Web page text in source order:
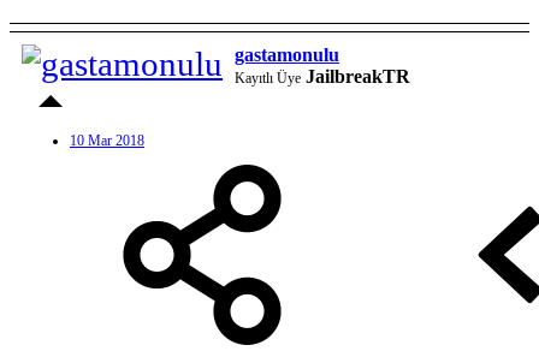
gastamonulu
Kayıtlı Üye JailbreakTR
10 Mar 2018